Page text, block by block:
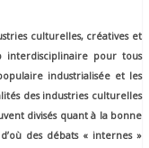
culturelles, créatives et
interdisciplinaire pour tous
industrialisée et les
des industries culturelles
divisés quant à la bonne
des débats « internes »